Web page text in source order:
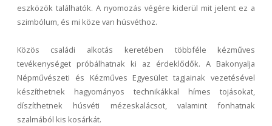
eszközök találhatók. A nyomozás végére kiderül mit jelent ez a
szimbólum, és mi köze van húsvéthoz.
Közös családi alkotás keretében többféle kézműves
tevékenységet próbálhatnak ki az érdeklődők. A Bakonyalja
Népművészeti és Kézműves Egyesület tagjainak vezetésével
készíthetnek hagyományos technikákkal hímes tojásokat,
díszíthetnek húsvéti mézeskalácsot, valamint fonhatnak
szalmából kis kosárkát.